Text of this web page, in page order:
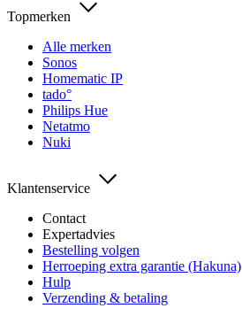
Topmerken
Alle merken
Sonos
Homematic IP
tado°
Philips Hue
Netatmo
Nuki
Klantenservice
Contact
Expertadvies
Bestelling volgen
Herroeping extra garantie (Hakuna)
Hulp
Verzending & betaling